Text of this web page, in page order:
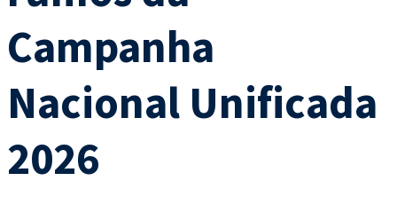
Campanha
Nacional Unificada
2026